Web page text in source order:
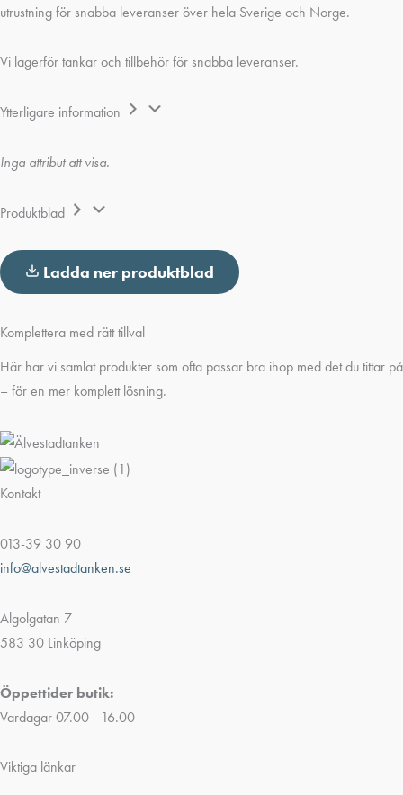
utrustning för snabba leveranser över hela Sverige och Norge.
Vi lagerför tankar och tillbehör för snabba leveranser.
Ytterligare information
Inga attribut att visa.
Produktblad
Ladda ner produktblad
Komplettera med rätt tillval
Här har vi samlat produkter som ofta passar bra ihop med det du tittar på
– för en mer komplett lösning.
Kontakt
013-39 30 90
info@alvestadtanken.se
Algolgatan 7
583 30 Linköping
Öppettider butik:
Vardagar 07.00 - 16.00
Viktiga länkar